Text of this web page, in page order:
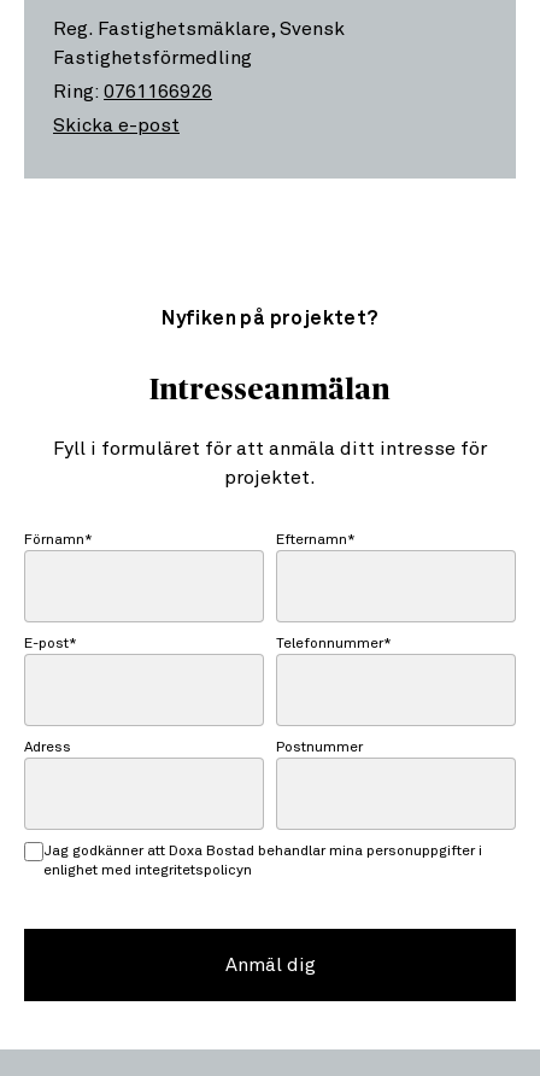
Reg. Fastighetsmäklare, Svensk
Fastighetsförmedling
Ring: 0761166926
Skicka e-post
Intresseanmälan
Nyfiken på projektet?
Fyll i formuläret för att anmäla ditt intresse för
projektet.
Förnamn* Efternamn*
E-post* Telefonnummer*
Adress Postnummer
Jag godkänner att Doxa Bostad behandlar mina personuppgifter i
enlighet med integritetspolicyn
Anmäl dig